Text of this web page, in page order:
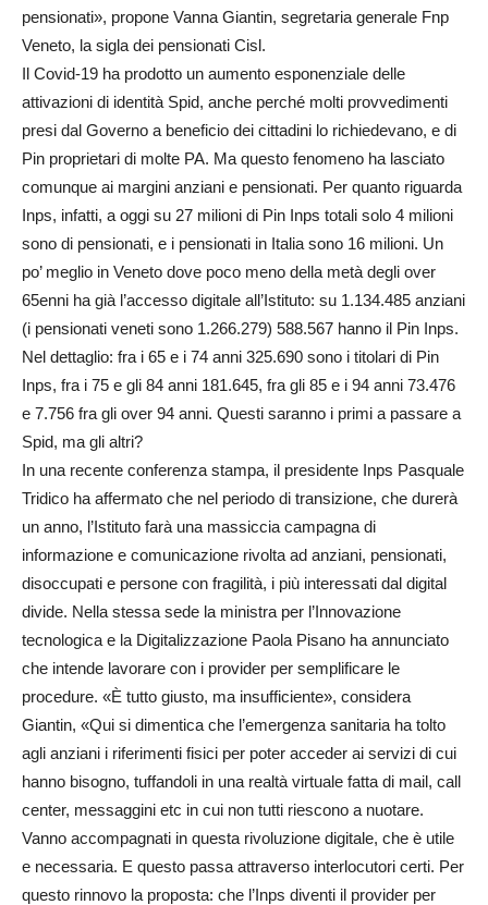
pensionati», propone Vanna Giantin, segretaria generale Fnp
Veneto, la sigla dei pensionati Cisl.
Il Covid-19 ha prodotto un aumento esponenziale delle
attivazioni di identità Spid, anche perché molti provvedimenti
presi dal Governo a beneficio dei cittadini lo richiedevano, e di
Pin proprietari di molte PA. Ma questo fenomeno ha lasciato
comunque ai margini anziani e pensionati. Per quanto riguarda
Inps, infatti, a oggi su 27 milioni di Pin Inps totali solo 4 milioni
sono di pensionati, e i pensionati in Italia sono 16 milioni. Un
po’ meglio in Veneto dove poco meno della metà degli over
65enni ha già l’accesso digitale all’Istituto: su 1.134.485 anziani
(i pensionati veneti sono 1.266.279) 588.567 hanno il Pin Inps.
Nel dettaglio: fra i 65 e i 74 anni 325.690 sono i titolari di Pin
Inps, fra i 75 e gli 84 anni 181.645, fra gli 85 e i 94 anni 73.476
e 7.756 fra gli over 94 anni. Questi saranno i primi a passare a
Spid, ma gli altri?
In una recente conferenza stampa, il presidente Inps Pasquale
Tridico ha affermato che nel periodo di transizione, che durerà
un anno, l’Istituto farà una massiccia campagna di
informazione e comunicazione rivolta ad anziani, pensionati,
disoccupati e persone con fragilità, i più interessati dal digital
divide. Nella stessa sede la ministra per l’Innovazione
tecnologica e la Digitalizzazione Paola Pisano ha annunciato
che intende lavorare con i provider per semplificare le
procedure. «È tutto giusto, ma insufficiente», considera
Giantin, «Qui si dimentica che l’emergenza sanitaria ha tolto
agli anziani i riferimenti fisici per poter acceder ai servizi di cui
hanno bisogno, tuffandoli in una realtà virtuale fatta di mail, call
center, messaggini etc in cui non tutti riescono a nuotare.
Vanno accompagnati in questa rivoluzione digitale, che è utile
e necessaria. E questo passa attraverso interlocutori certi. Per
questo rinnovo la proposta: che l’Inps diventi il provider per